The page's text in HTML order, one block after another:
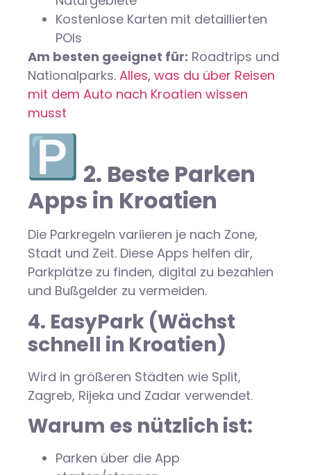
Kostenlose Karten mit detaillierten
POIs
Am besten geeignet für: Roadtrips und
Nationalparks. Alles, was du über Reisen
mit dem Auto nach Kroatien wissen
musst
2. Beste Parken
Apps in Kroatien
Die Parkregeln variieren je nach Zone,
Stadt und Zeit. Diese Apps helfen dir,
Parkplätze zu finden, digital zu bezahlen
und Bußgelder zu vermeiden.
4. EasyPark (Wächst
schnell in Kroatien)
Wird in größeren Städten wie Split,
Zagreb, Rijeka und Zadar verwendet.
Warum es nützlich ist:
Parken über die App